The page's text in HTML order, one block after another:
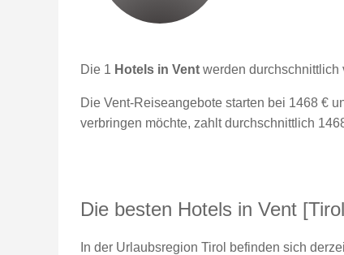
Die 1 Hotels in Ventwerden durchschnittlich
Die Vent-Reiseangebote starten bei 1468 €
verbringen möchte, zahlt durchschnittlich
Die besten Hotels in Vent
In der Urlaubsregion Tirol befinden sich